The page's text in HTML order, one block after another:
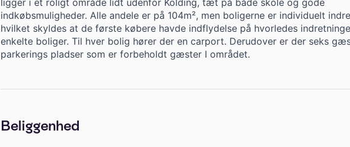
ligger i et roligt område lidt udenfor Kolding, tæt på både skole og gode
indkøbsmuligheder. Alle andele er på 104m², men boligerne er individuelt
hvilket skyldes at de første købere havde indflydelse på hvorledes
enkelte boliger. Til hver bolig hører der en carport. Derudover er der seks
parkerings pladser som er forbeholdt gæster I området.
Beliggenhed